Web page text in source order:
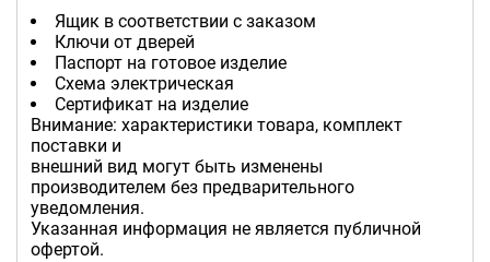
Ящик в соответствии с заказом
Ключи от дверей
Паспорт на готовое изделие
Схема электрическая
Сертификат на изделие
Внимание: характеристики товара, комплект
поставки и
внешний вид могут быть изменены
производителем без предварительного
уведомления.
Указанная информация не является публичной
офертой.